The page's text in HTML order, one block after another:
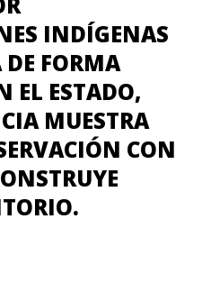
INDÍGENAS
FORMA
EL ESTADO,
MUESTRA
CON